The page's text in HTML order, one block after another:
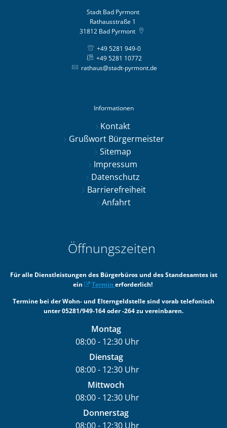
Stadt Bad Pyrmont
Rathausstraße 1
31812 Bad Pyrmont
+49 5281 949-0
+49 5281 10772
rathaus@stadt-pyrmont.de
Informationen
Kontakt
Grußwort Bürgermeister
Sitemap
Impressum
Datenschutz
Barrierefreiheit
Anfahrt
Öffnungszeiten
Für alle Dienstleistungen des Bürgerbüros und des Standesamtes ist
ein
Termin erforderlich!
Termine bei der Wohn- und Elterngeldstelle sind vorab telefonisch
unter 05281/949-164 oder -264 zu vereinbaren.
Montag
08:00- 12:30Uhr
Von 08:00 bis 12:30 Uhr
Dienstag
08:00- 12:30Uhr
Von 08:00 bis 12:30 Uhr
Mittwoch
08:00- 12:30Uhr
Von 08:00 bis 12:30 Uhr
Donnerstag
08:00- 12:30Uhr